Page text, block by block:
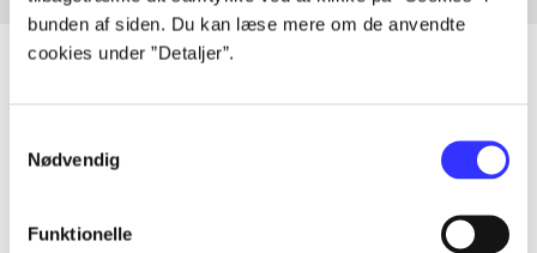
bunden af siden. Du kan læse mere om de anvendte
cookies under ”Detaljer”.
Nødvendig
Funktionelle
Alle registrerede artikler fordelt på udgivelser
...